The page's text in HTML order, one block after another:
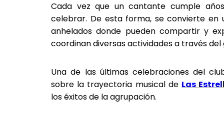
Cada vez que un cantante cumple
celebrar. De esta forma, se convierte en
anhelados donde pueden compartir y
coordinan diversas actividades a través
Una de las últimas celebraciones del
sobre la trayectoria musical de Las
los éxitos de la agrupación.